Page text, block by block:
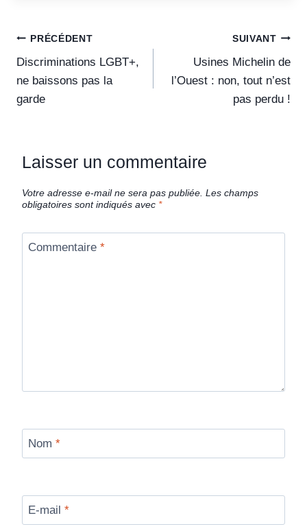
PRÉCÉDENT
Discriminations LGBT+,
ne baissons pas la
garde
SUIVANT
Usines Michelin de
l’Ouest : non, tout n’est
pas perdu !
Laisser un commentaire
Votre adresse e-mail ne sera pas publiée. Les champs
obligatoires sont indiqués avec *
Commentaire *
Nom *
E-mail *